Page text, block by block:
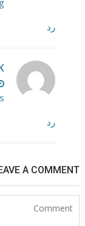
رد
رد
A COMMENT